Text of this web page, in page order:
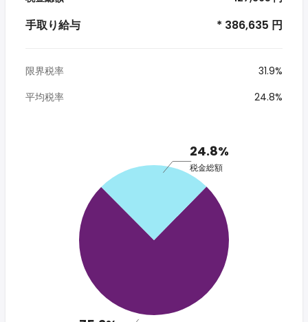
手取り給与 * 386,635 円
限界税率
31.9%
平均税率
24.8%
24.8%
税金総額